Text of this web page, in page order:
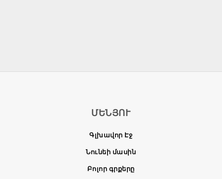
ՄԵՆՅՈՒ
Գլխավոր Էջ
Նունեի մասին
Բոլոր գրքերը